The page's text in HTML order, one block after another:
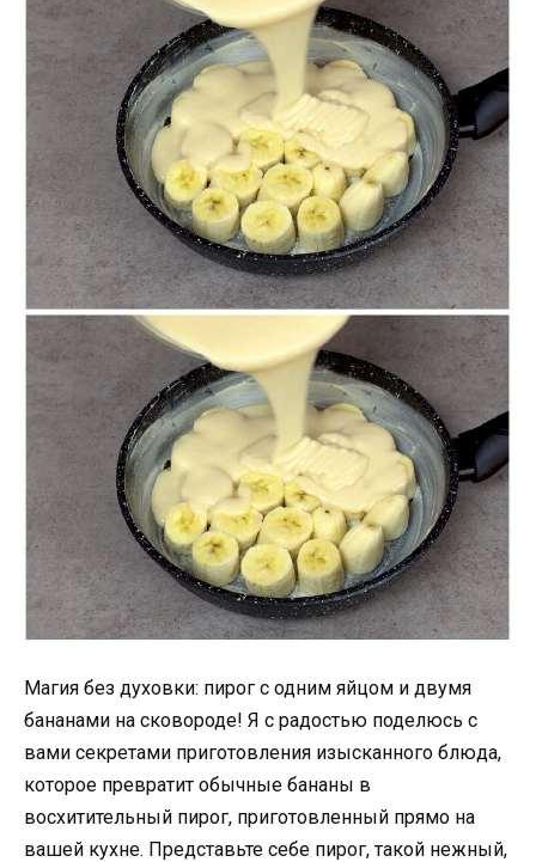
Магия без духовки: пирог с одним яйцом и двумя
бананами на сковороде! Я с радостью поделюсь с
вами секретами приготовления изысканного блюда,
которое превратит обычные бананы в
восхитительный пирог, приготовленный прямо на
вашей кухне. Представьте себе пирог, такой нежный,